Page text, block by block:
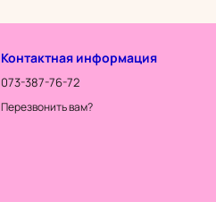
Контактная информация
073-387-76-72
Перезвонить вам?